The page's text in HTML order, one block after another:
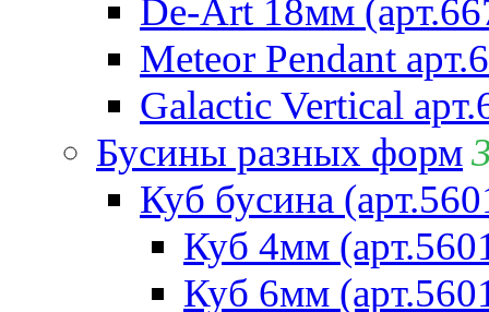
De-Art 18мм
Meteor Pendant
Galactic Vertical
Бусины разных форм
Куб бусина
Куб 4мм
Куб 6мм